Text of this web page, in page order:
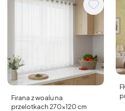
Firana z woalu na
przelotkach 270x120 cm